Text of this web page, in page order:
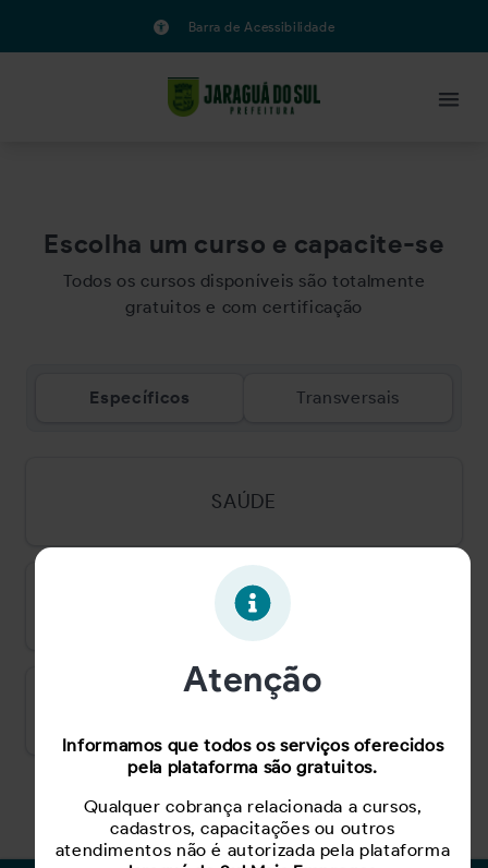
Barra de Acessibilidade
Escolha um curso e capacite-se
Todos os cursos disponíveis são totalmente
gratuitos e com certificação
Específicos Transversais
SAÚDE
INDÚSTRIA
Atenção
Informamos que todos os serviços oferecidos
pela plataforma são gratuitos.
Qualquer cobrança relacionada a cursos,
cadastros, capacitações ou outros
atendimentos não é autorizada pela plataforma